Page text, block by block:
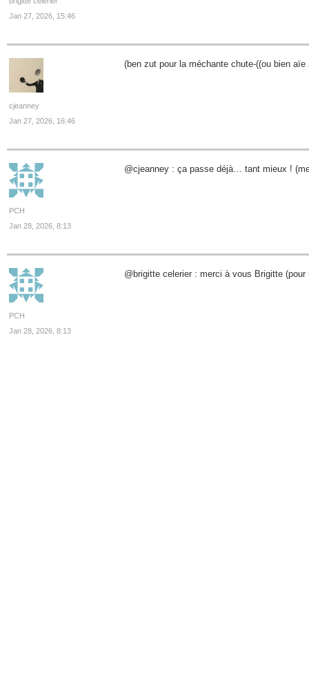
Jan 27, 2026, 15:46
cjeanney
Jan 27, 2026, 16:46
(ben zut pour la méchante chute-((ou bien aïe
PCH
Jan 28, 2026, 8:13
@cjeanney : ça passe déjà… tant mieux !
PCH
Jan 28, 2026, 8:13
@brigitte celerier : merci à vous Brigitte